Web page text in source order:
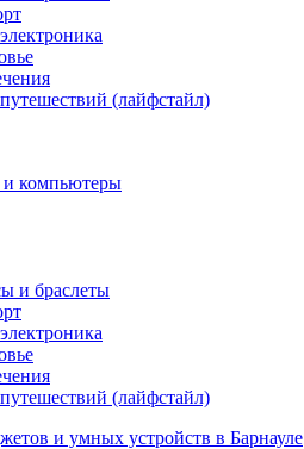
(лайфстайл)
и компьютеры
и браслеты
(лайфстайл)
и умных устройств в Барнауле